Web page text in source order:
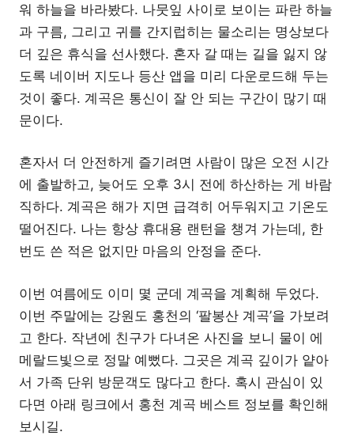
워 하늘을 바라봤다. 나뭇잎 사이로 보이는 파란 하늘
과 구름, 그리고 귀를 간지럽히는 물소리는 명상보다
더 깊은 휴식을 선사했다. 혼자 갈 때는 길을 잃지 않
도록 네이버 지도나 등산 앱을 미리 다운로드해 두는
것이 좋다. 계곡은 통신이 잘 안 되는 구간이 많기 때
문이다.
혼자서 더 안전하게 즐기려면 사람이 많은 오전 시간
에 출발하고, 늦어도 오후 3시 전에 하산하는 게 바람
직하다. 계곡은 해가 지면 급격히 어두워지고 기온도
떨어진다. 나는 항상 휴대용 랜턴을 챙겨 가는데, 한
번도 쓴 적은 없지만 마음의 안정을 준다.
이번 여름에도 이미 몇 군데 계곡을 계획해 두었다.
이번 주말에는 강원도 홍천의 ‘팔봉산 계곡’을 가보려
고 한다. 작년에 친구가 다녀온 사진을 보니 물이 에
메랄드빛으로 정말 예뻤다. 그곳은 계곡 깊이가 얕아
서 가족 단위 방문객도 많다고 한다. 혹시 관심이 있
다면 아래 링크에서 홍천 계곡 베스트 정보를 확인해
보시길.